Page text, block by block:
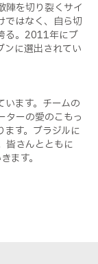
陣を切り裂くサイ
ではなく、自ら切
る。2011年にブ
ンに選出されてい
ます。チームの
ターの愛のこもっ
す。ブラジルに
皆さんとともに
ます。